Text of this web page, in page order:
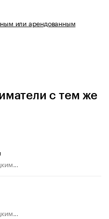
или арендованным
с тем же